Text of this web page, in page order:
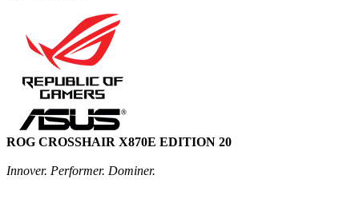
ROG CROSSHAIR X870E EDITION 20
Innover. Performer. Dominer.